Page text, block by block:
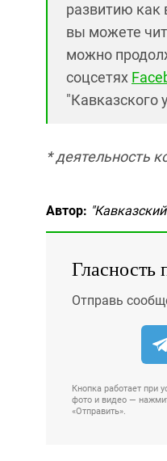
развитию как
вы можете
можно
соцсетях
"Кавказского
* деятельность
Автор:
Гласность
Отправь
Кнопка работает при
фото и видео —
«Отправить».